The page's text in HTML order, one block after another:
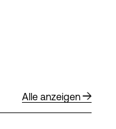
Alle anzeigen